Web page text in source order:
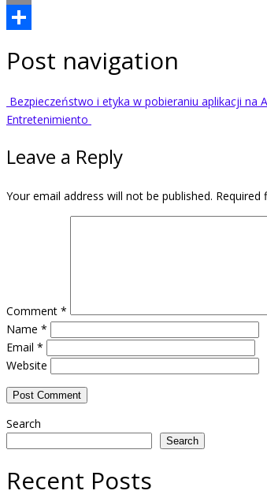
Email
Post navigation
Bezpieczeństwo i etyka w pobieraniu aplikacji
Entretenimiento
Leave a Reply
Your email address will not be published. Required
Comment *
Name *
Email *
Website
Search
Search
Recent Posts